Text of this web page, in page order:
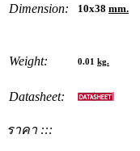
Dimension: 10x38 mm.
Weight: 0.01 kg.
Datasheet:
ราคา :::